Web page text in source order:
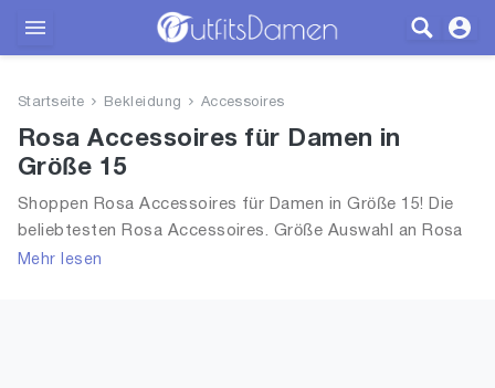
Bekleidung
Schuhe
Startseite Bekleidung Accessoires
Rosa Accessoires für Damen in
Größe 15
Shoppen Rosa Accessoires für Damen in Größe 15! Die
beliebtesten Rosa Accessoires. Größe Auswahl an Rosa
Accessoires in Größe 15 und alle Trends aus 2026 für
Mehr lesen